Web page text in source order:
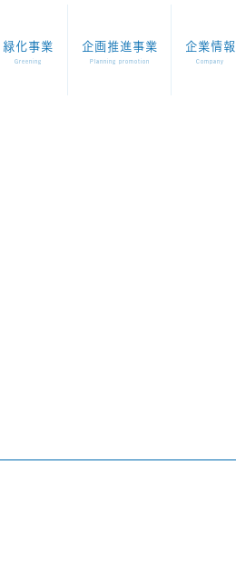
緑化事業
Greening
企画推進事業
Planning promotion
企業情報
Company